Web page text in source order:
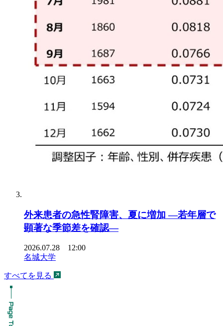
外来患者の急性腎障害、夏に増加 ―若年層で
顕著な季節差を確認―
2026.07.28 12:00
名城大学
すべてを見る